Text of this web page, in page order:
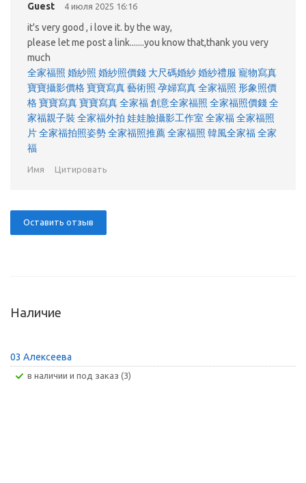
Guest 4 июля 2025 16:16
it's very good , i love it. by the way,
please let me post a link.......you know that,thank you very
much
全家福照 婚紗照 婚紗照價錢 大尺碼婚紗婚紗禮服 寵物寫真
寶寶攝影價格寶寶寫真藝術照 孕婦寫真全家福照 形象照價
格寶寶寫真寶寶寫真全家福創意全家福照 全家福照價錢全
家福親子裝全家福外拍 娃娃臉攝影工作室 全家福全家福照
片全家福拍照姿勢全家福照推薦全家福照 韓風全家福全家
福
Имя Цитировать
Оставить отзыв
Наличие
03 Алексеева
В наличии и под заказ (3)